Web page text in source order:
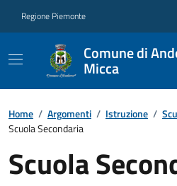
Regione Piemonte
Comune di
Micca
Home / Argomenti / Istruzione /
Scuola Secondaria
Scuola